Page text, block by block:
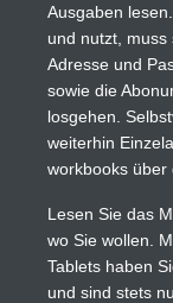
Ausgaben
und nutzt, muss
Adresse und
sowie die
losgehen.
weiterhin
workbooks über
Lesen Sie das
wo Sie wollen.
Tablets haben
und sind stets